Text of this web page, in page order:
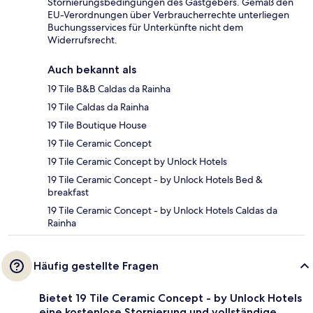
EU-Verordnungen über Verbraucherrechte unterliegen
Buchungsservices für Unterkünfte nicht dem
Widerrufsrecht.
Auch bekannt als
19 Tile B&B Caldas da Rainha
19 Tile Caldas da Rainha
19 Tile Boutique House
19 Tile Ceramic Concept
19 Tile Ceramic Concept by Unlock Hotels
19 Tile Ceramic Concept - by Unlock Hotels Bed &
breakfast
19 Tile Ceramic Concept - by Unlock Hotels Caldas da
Rainha
Häufig gestellte Fragen
Bietet 19 Tile Ceramic Concept - by Unlock Hotels